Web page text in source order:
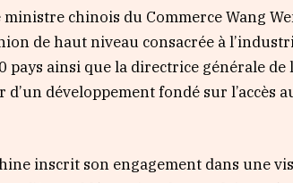
chinois du Commerce Wang
de haut niveau consacrée à
pays ainsi que la directrice générale de
développement fondé sur l’accès
inscrit son engagement dans une